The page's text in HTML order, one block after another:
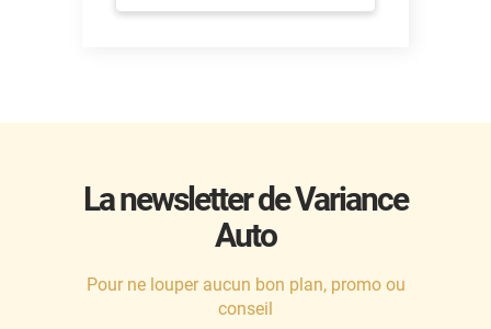
La newsletter de Variance
Auto
Pour ne louper aucun bon plan, promo ou
conseil